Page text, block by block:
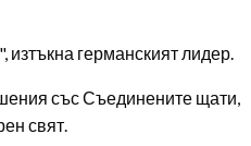
германският лидер.
със Съединените щати,
свят.